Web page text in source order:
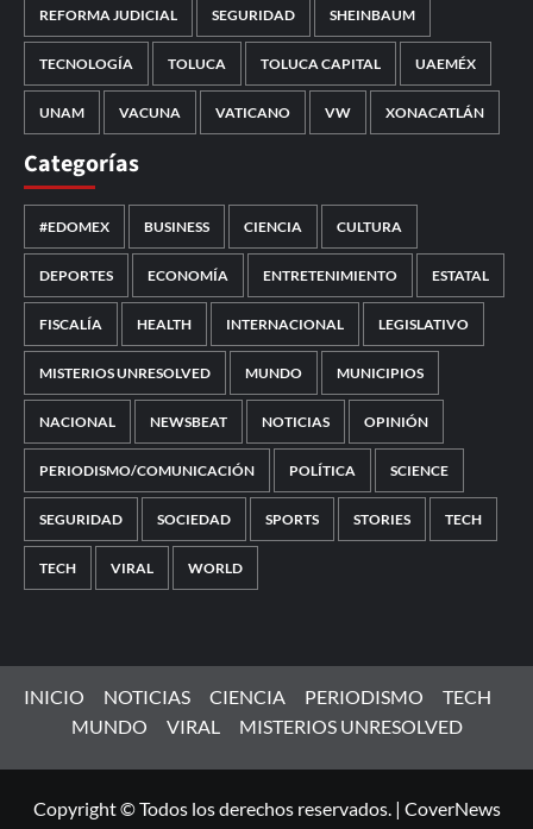
REFORMA JUDICIAL SEGURIDAD SHEINBAUM
TECNOLOGÍA TOLUCA TOLUCA CAPITAL UAEMÉX
UNAM VACUNA VATICANO VW XONACATLÁN
Categorías
#EDOMEX BUSINESS CIENCIA CULTURA
DEPORTES ECONOMÍA ENTRETENIMIENTO ESTATAL
FISCALÍA HEALTH INTERNACIONAL LEGISLATIVO
MISTERIOS UNRESOLVED MUNDO MUNICIPIOS
NACIONAL NEWSBEAT NOTICIAS OPINIÓN
PERIODISMO/COMUNICACIÓN POLÍTICA SCIENCE
SEGURIDAD SOCIEDAD SPORTS STORIES TECH
TECH VIRAL WORLD
INICIO NOTICIAS CIENCIA PERIODISMO
TECH
MUNDO
VIRAL MISTERIOS UNRESOLVED
Copyright © Todos los derechos reservados. | CoverNews